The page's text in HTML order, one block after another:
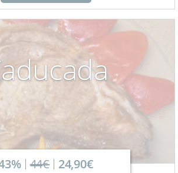
44€ 24,90€